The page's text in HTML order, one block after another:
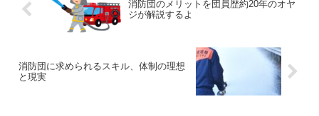
消防団のメリットを団員歴約20年のオヤ
ジが解説するよ
消防団に求められるスキル、体制の理想
と現実